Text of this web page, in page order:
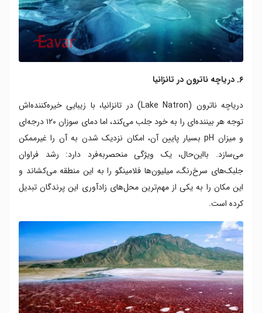
۶. دریاچه ناترون در تانزانیا
دریاچه ناترون (Lake Natron) در تانزانیا، با زیبایی خیره‌کننده‌اش
توجه هر بیننده‌ای را به خود جلب می‌کند، اما دمای سوزان ۱۲۰ درجه‌ای
و میزان pH بسیار پایین آن، امکان نزدیک شدن به آن را غیرممکن
می‌سازد. بااین‌حال، یک ویژگی منحصر‌به‌فرد دارد: رشد فراوان
جلبک‌های سرخ‌رنگ، میلیون‌ها فلامینگو را به این منطقه می‌کشاند و
این مکان را به یکی از مهم‌ترین محل‌های زادآوری این پرندگان تبدیل
کرده است.